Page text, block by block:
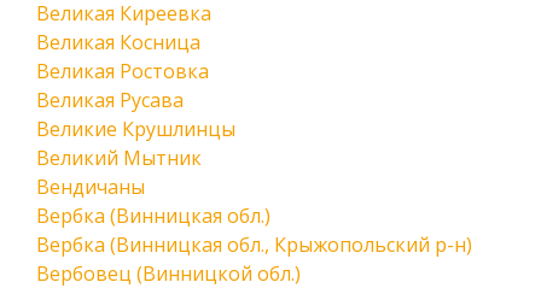
Великая Киреевка
Великая Косница
Великая Ростовка
Великая Русава
Великие Крушлинцы
Великий Мытник
Вендичаны
Вербка (Винницкая обл.)
Вербка (Винницкая обл., Крыжопольский р-н)
Вербовец (Винницкой обл.)